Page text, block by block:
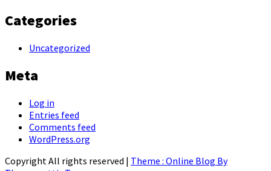
Categories
Uncategorized
Meta
Log in
Entries feed
Comments feed
WordPress.org
Copyright All rights reserved | Theme : Online Blog By